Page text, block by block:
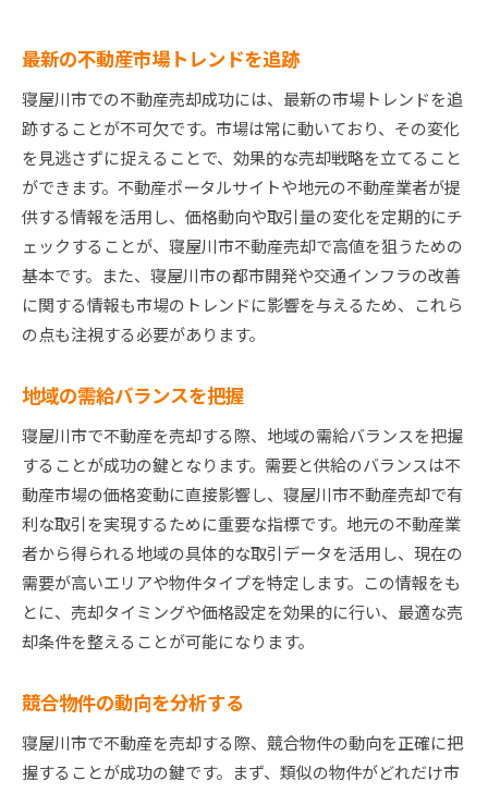
最新の不動産市場トレンドを追跡
寝屋川市での不動産売却成功には、最新の市場トレンドを追
跡することが不可欠です。市場は常に動いており、その変化
を見逃さずに捉えることで、効果的な売却戦略を立てること
ができます。不動産ポータルサイトや地元の不動産業者が提
供する情報を活用し、価格動向や取引量の変化を定期的にチ
ェックすることが、寝屋川市不動産売却で高値を狙うための
基本です。また、寝屋川市の都市開発や交通インフラの改善
に関する情報も市場のトレンドに影響を与えるため、これら
の点も注視する必要があります。
地域の需給バランスを把握
寝屋川市で不動産を売却する際、地域の需給バランスを把握
することが成功の鍵となります。需要と供給のバランスは不
動産市場の価格変動に直接影響し、寝屋川市不動産売却で有
利な取引を実現するために重要な指標です。地元の不動産業
者から得られる地域の具体的な取引データを活用し、現在の
需要が高いエリアや物件タイプを特定します。この情報をも
とに、売却タイミングや価格設定を効果的に行い、最適な売
却条件を整えることが可能になります。
競合物件の動向を分析する
寝屋川市で不動産を売却する際、競合物件の動向を正確に把
握することが成功の鍵です。まず、類似の物件がどれだけ市